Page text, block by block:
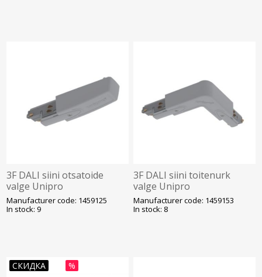
3F DALI siini otsatoide
valge Unipro
Manufacturer code: 1459125
In stock: 9
3F DALI siini toitenurk
valge Unipro
Manufacturer code: 1459153
In stock: 8
СКИДКА %